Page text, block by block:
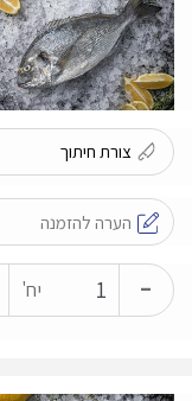
גרם
-
כמות
של
-
יח'